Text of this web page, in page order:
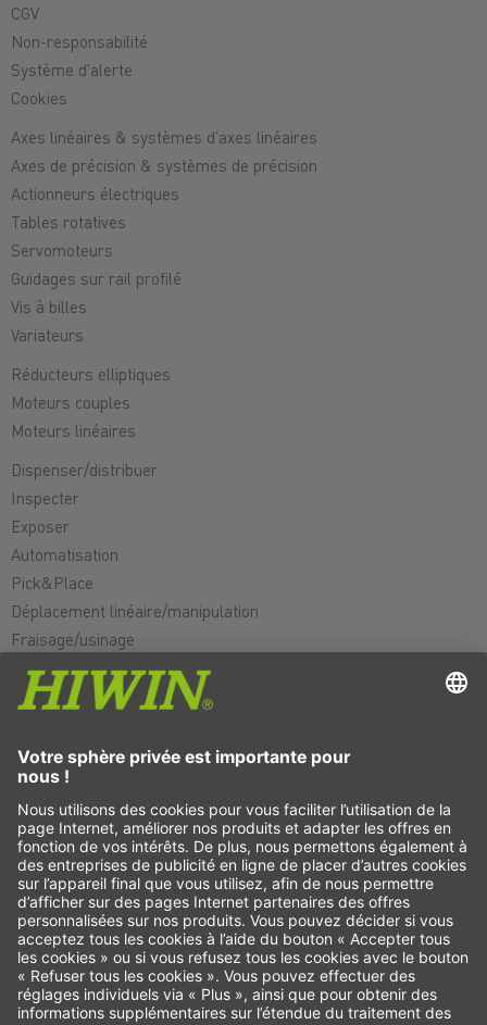
CGV
Non-responsabilité
Système d'alerte
Cookies
Axes linéaires & systèmes d’axes linéaires
Axes de précision & systèmes de précision
Actionneurs électriques
Tables rotatives
Servomoteurs
Guidages sur rail profilé
Vis à billes
Variateurs
Réducteurs elliptiques
Moteurs couples
Moteurs linéaires
Dispenser/distribuer
Inspecter
Exposer
Automatisation
Pick&Place
Déplacement linéaire/manipulation
Fraisage/usinage
Découpe
Outil de conception
Téléchargements
Formation
FAQ
Support
Qualité
Carrières
Salons
Actualités
C'est nous